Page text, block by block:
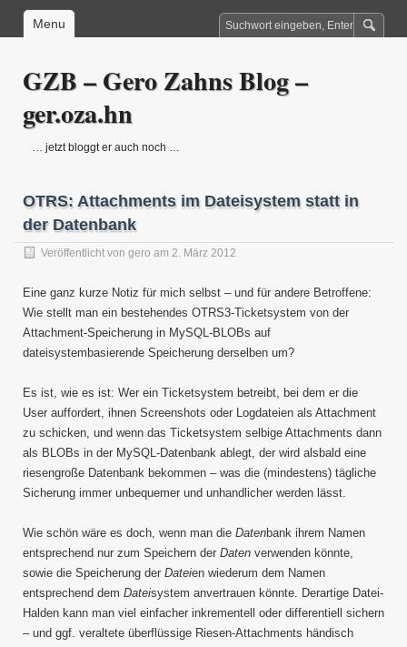
Menu
GZB – Gero Zahns Blog –
ger.oza.hn
… jetzt bloggt er auch noch …
OTRS: Attachments im Dateisystem statt in
der Datenbank
Veröffentlicht von gero am 2. März 2012
Eine ganz kurze Notiz für mich selbst – und für andere Betroffene:
Wie stellt man ein bestehendes OTRS3-Ticketsystem von der
Attachment-Speicherung in MySQL-BLOBs auf
dateisystembasierende Speicherung derselben um?
Es ist, wie es ist: Wer ein Ticketsystem betreibt, bei dem er die
User auffordert, ihnen Screenshots oder Logdateien als Attachment
zu schicken, und wenn das Ticketsystem selbige Attachments dann
als BLOBs in der MySQL-Datenbank ablegt, der wird alsbald eine
riesengroße Datenbank bekommen – was die (mindestens) tägliche
Sicherung immer unbequemer und unhandlicher werden lässt.
Wie schön wäre es doch, wenn man die Datenbank ihrem Namen
entsprechend nur zum Speichern der Daten verwenden könnte,
sowie die Speicherung der Dateien wiederum dem Namen
entsprechend dem Dateisystem anvertrauen könnte. Derartige Datei-
Halden kann man viel einfacher inkrementell oder differentiell sichern
– und ggf. veraltete überflüssige Riesen-Attachments händisch